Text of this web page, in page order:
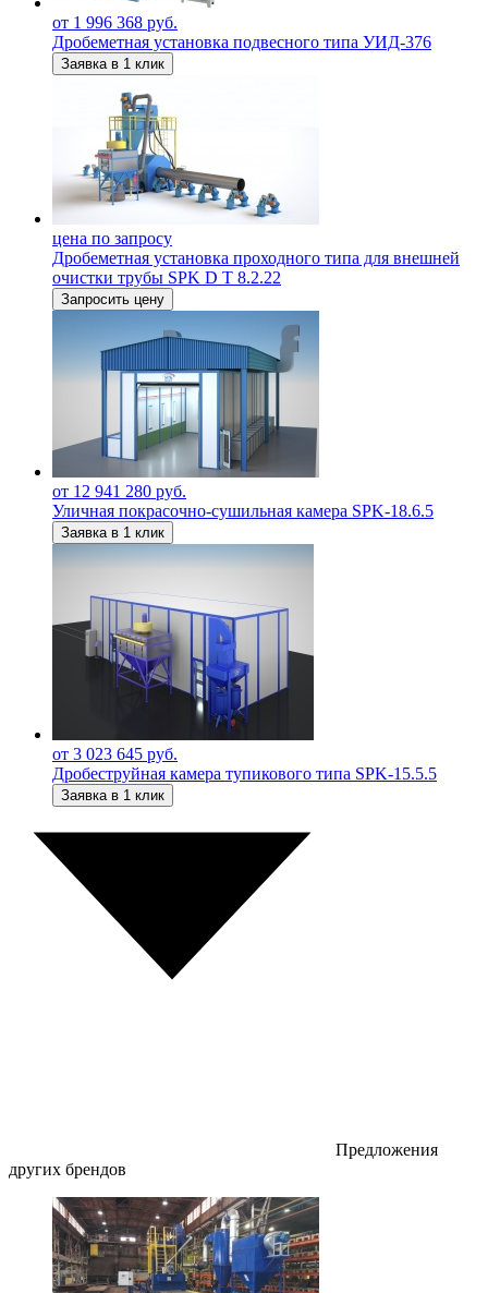
от 1 996 368 руб.
Дробеметная установка подвесного типа УИД-376
Заявка в 1 клик
цена по запросу
Дробеметная установка проходного типа для внешней
очистки трубы SPK D Т 8.2.22
Запросить цену
от 12 941 280 руб.
Уличная покрасочно-сушильная камера SPK-18.6.5
Заявка в 1 клик
от 3 023 645 руб.
Дробеструйная камера тупикового типа SPK-15.5.5
Заявка в 1 клик
Предложения
других брендов